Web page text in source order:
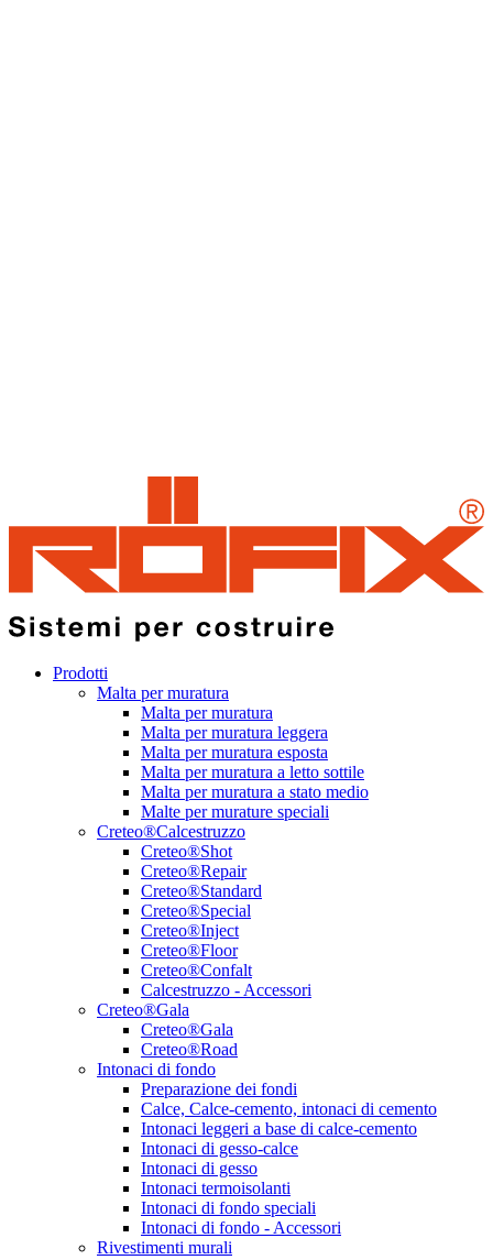
Prodotti
Malta per muratura
Malta per muratura
Malta per muratura leggera
Malta per muratura esposta
Malta per muratura a letto sottile
Malta per muratura a stato medio
Malte per murature speciali
Creteo®Calcestruzzo
Creteo®Shot
Creteo®Repair
Creteo®Standard
Creteo®Special
Creteo®Inject
Creteo®Floor
Creteo®Confalt
Calcestruzzo - Accessori
Creteo®Gala
Creteo®Gala
Creteo®Road
Intonaci di fondo
Preparazione dei fondi
Calce, Calce-cemento, intonaci di cemento
Intonaci leggeri a base di calce-cemento
Intonaci di gesso-calce
Intonaci di gesso
Intonaci termoisolanti
Intonaci di fondo speciali
Intonaci di fondo - Accessori
Rivestimenti murali